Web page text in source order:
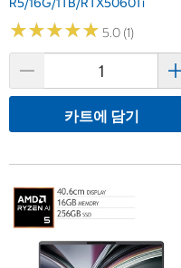
★★★★★
★★★★★ 5.0 (1)
카트에 담기